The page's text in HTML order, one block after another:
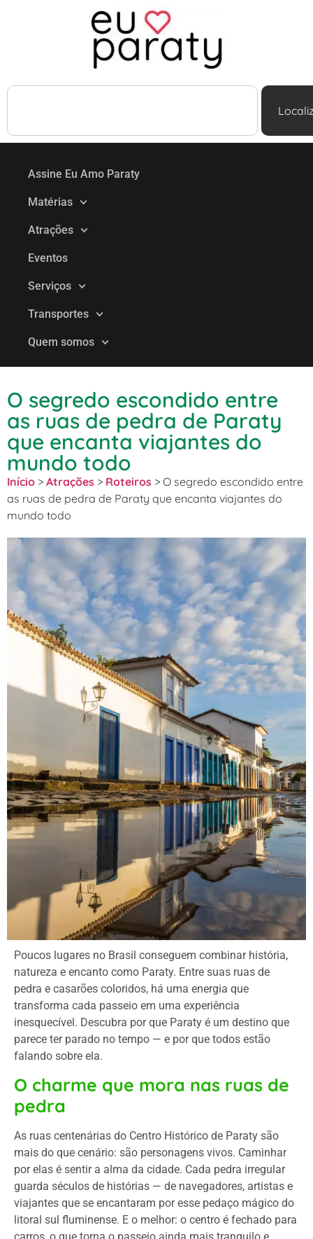
Assine Eu Amo Paraty
Matérias
Atrações
Eventos
Serviços
Transportes
Quem somos
O segredo escondido entre
as ruas de pedra de Paraty
que encanta viajantes do
mundo todo
Início > Atrações > Roteiros > O segredo escondido entre
as ruas de pedra de Paraty que encanta viajantes do
mundo todo
Poucos lugares no Brasil conseguem combinar história,
natureza e encanto como Paraty. Entre suas ruas de
pedra e casarões coloridos, há uma energia que
transforma cada passeio em uma experiência
inesquecível. Descubra por que Paraty é um destino que
parece ter parado no tempo — e por que todos estão
falando sobre ela.
O charme que mora nas ruas de
pedra
As ruas centenárias do Centro Histórico de Paraty são
mais do que cenário: são personagens vivos. Caminhar
por elas é sentir a alma da cidade. Cada pedra irregular
guarda séculos de histórias — de navegadores, artistas e
viajantes que se encantaram por esse pedaço mágico do
litoral sul fluminense. E o melhor: o centro é fechado para